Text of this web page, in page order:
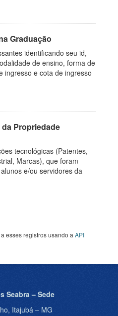
Graduação
identificando seu id,
de ensino, forma de
ingresso e cota de ingresso
Propriedade
tecnológicas (Patentes,
Marcas), que foram
e/ou servidores da
esses registros usando a API
Seabra – Sede
Itajubá – MG